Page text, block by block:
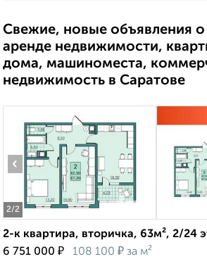
Свежие, новые объявления
аренде недвижимости,
дома, машиноместа,
недвижимость в Саратове
2/2
‹
2-к квартира, вторичка, 63м², 2/24
6 751 000 ₽ 108 100 ₽ за м²